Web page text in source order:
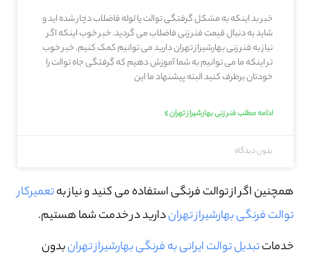
خبر بد اینکه به مشکل گرفتگی توالت یا لوله فاضلاب دچار شده اید و
شاید به دنبال قیمت فنر زنی فاضلاب می گردید. خبر خوب اینکه اگر
نیاز به فنر زنی بهارشیراز تهران دارید می توانیم کمک کنیم. خبر خوب
تر اینکه ما می توانیم به شما آموزش دهیم که گرفتگی جاه توالت را
خودتان برطرف کنید البته پیشنهاد ما این
ادامه مطلب فنر زنی بهارشیراز تهران »
بدون دیدگاه
همچنین اگر از توالت فرنگی استفاده می کنید و نیاز بهتعمیرکار
توالت فرنگی بهارشیراز تهراندارید در خدمت شما هستیم.
خدماتتبدیل توالت ایرانی به فرنگی بهارشیراز تهرانبدون